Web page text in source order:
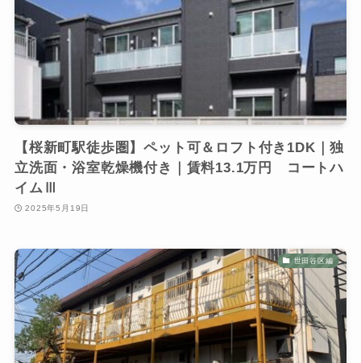
【桜新町駅徒歩圏】ペット可＆ロフト付き1DK｜独
立洗面・浴室乾燥機付き｜賃料13.1万円 コートハ
イムⅢ
2025年5月19日
世田谷区編